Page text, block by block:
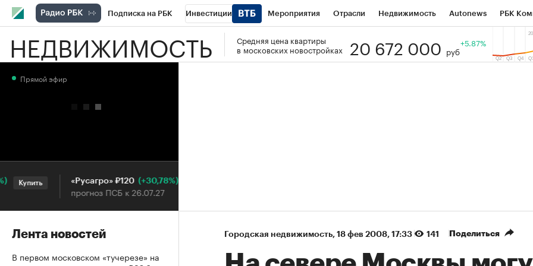
Подписка на РБК Инвестиции Мероприятия Отрасли Недвижимость Autonews РБК
РБК Вино Спорт Школа управления РБК РБК Образование Тренды
НЕДВИЖИМОСТЬ
Средняя цена квартиры
в московских новостройках
20 672 000 руб
+5.87%
Городская недвижимость⁠, 18 фев 2008, 17:33 141 Поделиться
Прямой эфир
Купить «Русагро» ₽120 (+30,78%)
прогноз ПСБ к 26.07.27
Купить
Лента новостей
В первом московском «тучерезе» на